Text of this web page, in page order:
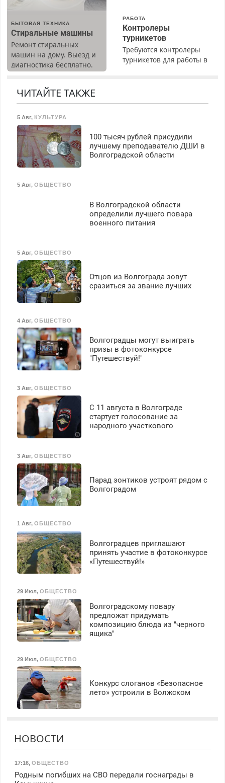
БЫТОВАЯ ТЕХНИКА
Стиральные машины
Ремонт стиральных
машин на дому. Выезд и
диагностика бесплатно.
РАБОТА
Контролеры
турникетов
Требуются контролеры
турникетов для работы в
Ежемесячно
выплачивается денежная
премия. Возможно
транспортной
безопасности с з/п до
125000 руб.
ЧИТАЙТЕ ТАКЖЕ
5 Авг, КУЛЬТУРА
100 тысяч рублей присудили
лучшему преподавателю ДШИ в
Волгоградской области
5 Авг, ОБЩЕСТВО
В Волгоградской области
определили лучшего повара
военного питания
5 Авг, ОБЩЕСТВО
Отцов из Волгограда зовут
сразиться за звание лучших
4 Авг, ОБЩЕСТВО
Волгоградцы могут выиграть
призы в фотоконкурсе
"Путешествуй!"
3 Авг, ОБЩЕСТВО
С 11 августа в Волгограде
стартует голосование за
народного участкового
3 Авг, ОБЩЕСТВО
Парад зонтиков устроят рядом с
Волгоградом
1 Авг, ОБЩЕСТВО
Волгоградцев приглашают
принять участие в фотоконкурсе
«Путешествуй!»
29 Июл, ОБЩЕСТВО
Волгоградскому повару
предложат придумать
композицию блюда из "черного
ящика"
29 Июл, ОБЩЕСТВО
Конкурс слоганов «Безопасное
лето» устроили в Волжском
НОВОСТИ
17:16, ОБЩЕСТВО
Родным погибших на СВО передали госнаграды в